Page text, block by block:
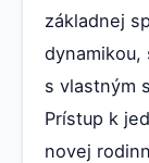
základnej
dynamikou,
s vlastným
Prístup k
novej